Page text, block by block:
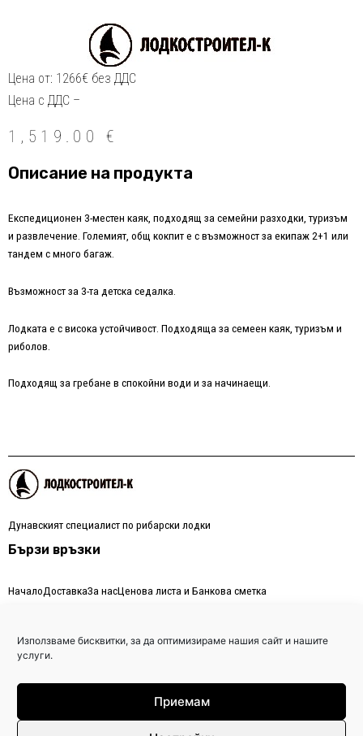
Използваме бисквитки, за да оптимизираме нашия сайт и нашите
услуги.
Приемам
Цена от: 1266€ без ДДС
Цена с ДДС –
1,519.00 €
Описание на продукта
Eкспедиционен 3-местен каяк, подходящ за семейни разходки, туризъм
и развлечение. Големият, общ кокпит е с възможност за екипаж 2+1 или
тандем с много багаж.
Възможност за 3-та детска седалка.
Лодката е с висока устойчивост. Подходящa за семеен каяк, туризъм и
риболов.
Подходящ за гребане в спокойни води и за начинаещи.
Дунавският специалист по рибарски лодки
Бързи връзки
НачалоДоставкаЗа насЦенова листа и Банкова сметка
+359 885 808 734
България гр. Тутракан, ул. Крайбрежна 78